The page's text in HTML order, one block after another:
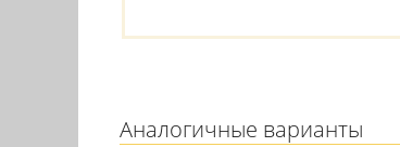
Аналогичные варианты